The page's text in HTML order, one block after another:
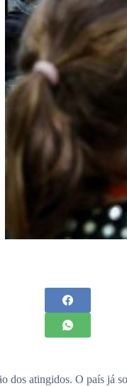
dos atingidos. O país já